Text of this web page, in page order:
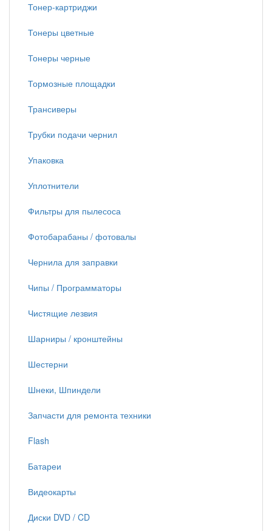
Тонер-картриджи
Тонеры цветные
Тонеры черные
Тормозные площадки
Трансиверы
Трубки подачи чернил
Упаковка
Уплотнители
Фильтры для пылесоса
Фотобарабаны / фотовалы
Чернила для заправки
Чипы / Программаторы
Чистящие лезвия
Шарниры / кронштейны
Шестерни
Шнеки, Шпиндели
Запчасти для ремонта техники
Flash
Батареи
Видеокарты
Диски DVD / CD